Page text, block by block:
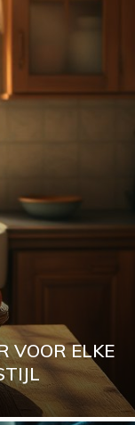
VOOR ELKE